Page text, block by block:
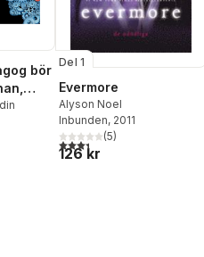
bör
Totalt antal röster:
Del 1
Evermore
Alyson Noel
Inbunden, 2011
3,4utav 5 stjärnor. Totalt
(5)
126 kr